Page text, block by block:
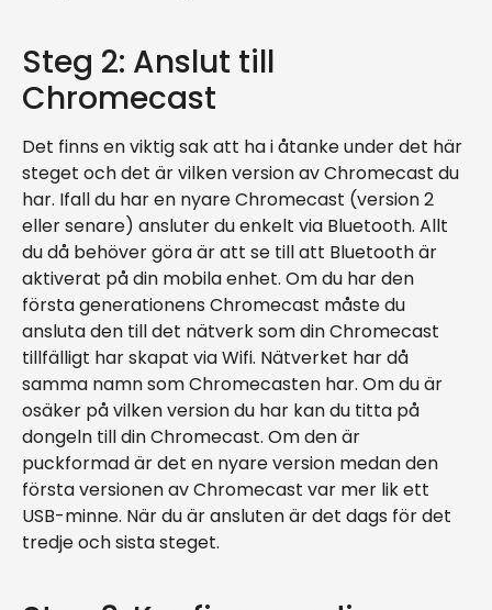
Steg 2: Anslut till
Chromecast
Det finns en viktig sak att ha i åtanke under det här
steget och det är vilken version av Chromecast du
har. Ifall du har en nyare Chromecast (version 2
eller senare) ansluter du enkelt via Bluetooth. Allt
du då behöver göra är att se till att Bluetooth är
aktiverat på din mobila enhet. Om du har den
första generationens Chromecast måste du
ansluta den till det nätverk som din Chromecast
tillfälligt har skapat via Wifi. Nätverket har då
samma namn som Chromecasten har. Om du är
osäker på vilken version du har kan du titta på
dongeln till din Chromecast. Om den är
puckformad är det en nyare version medan den
första versionen av Chromecast var mer lik ett
USB-minne. När du är ansluten är det dags för det
tredje och sista steget.